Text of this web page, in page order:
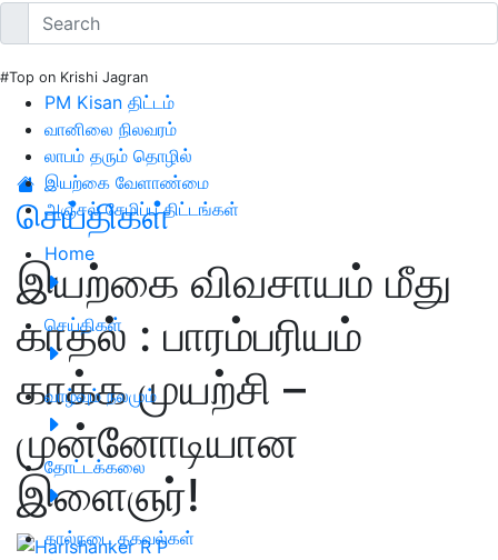
#Top on Krishi Jagran
PM Kisan திட்டம்
வானிலை நிலவரம்
லாபம் தரும் தொழில்
இயற்கை வேளாண்மை
அஞ்சல் சேமிப்பு திட்டங்கள்
Home
செய்திகள்
வாழ்வும் நலமும்
தோட்டக்கலை
கால்நடை தகவல்கள்
செய்திகள்
இயற்கை விவசாயம் மீது
காதல் : பாரம்பரியம்
காக்க முயற்சி –
முன்னோடியான
இளைஞர்!